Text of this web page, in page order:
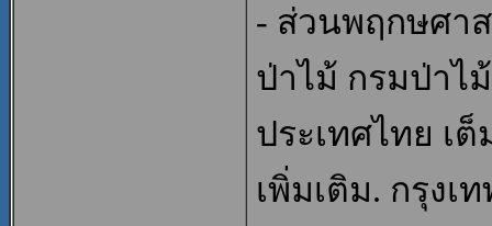
- ส่วนพฤกษศา
ป่าไม้ กรมป่าไ
ประเทศไทย เ
เพิ่มเติม. กรุง